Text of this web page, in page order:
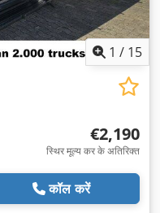
1 / 15
€2,190
स्थिर मूल्य कर के अतिरिक्त
कॉल करें